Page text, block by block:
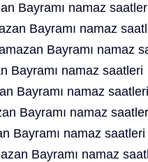
Bayramı namaz
Bayramı namaz
Bayramı namaz
Bayramı namaz saatleri
Bayramı namaz saatleri
Bayramı namaz
Bayramı namaz saatleri
Bayramı namaz